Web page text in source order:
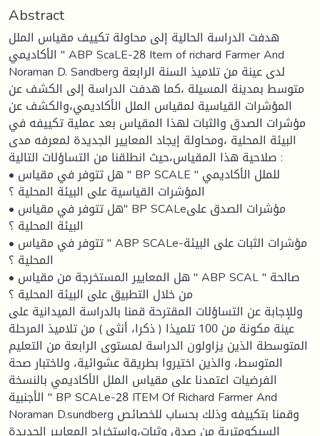
Abstract
هدفت الدراسة الحالية إلى محاولة تكييف مقياس الملل
الأكاديمي " ABP ScaLE-28 Item of richard Farmer And
Noraman D. Sandberg لدى عينة من تلاميذ السنة الرابعة
متوسط بمدينة المسيلة ،كما هدفت الدراسة إلى الكشف عن
المؤشرات القياسية لمقياس الملل الأكاديمي،والكشف عن
مؤشرات الصدق والثبات لهذا المقياس بعد عملية تكييفه في
البيئة المحلية ،ومحاولة إيجاد المعايير الجديدة لمعرفه مدى
صلاحية هذا المقياس،حيث انطلقنا من التساؤلات التالية :
• هل تتوفر في مقياس " BP SCALE " للملل الأكاديمي
المؤشرات القياسية على البيئة المحلية ؟
• هل تتوفر في مقياس" BP SCALeمؤشرات الصدق على
البيئة المحلية ؟
• تتوفر في مقياس " ABP SCALe-مؤشرات الثبات على البيئة
المحلية ؟
• هل المعايير المستخرجة من مقياس " ABP SCAL " صالحة
من خلال التطبيق على البيئة المحلية ؟
وللإجابة عن التساؤلات المقترحة قمنا بالدراسة الميدانية على
عينة مكونة من 100 تلميذا ( ذكرا، أنثى ) من تلاميذ المرحلة
المتوسطة الذين يزاولون الدراسة لمستوى الرابعة من التعليم
المتوسط، والذين اختيروا بطريقة عشوائية، ولاختبار صحة
الفرضيات اعتمدنا على مقياس الملل الأكاديمي بالنسخة
الأجنبية " BP SCALe-28 ITEM Of Richard Farmer And
Noraman D.sundberg وقمنا بتكييفه وذلك بحساب للخصائص
السيكومترية من صدق وثبات،واستخراج المعايير الجديدة